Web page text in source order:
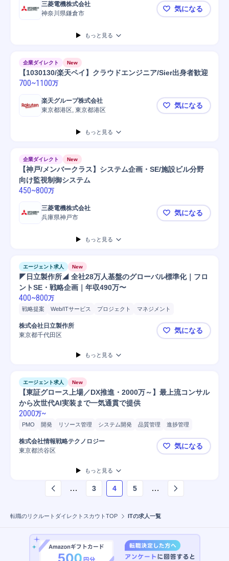
三菱電機株式会社
神奈川県鎌倉市
【鎌倉】防
気になる
もっと見る
企業ダイレクト New
【1030130/楽天ペイ】クラウドエンジニア/Sier出身者歓迎
700~1100万
楽天グループ株式会社
東京都港区, 東京都港区
【1030130/
気になる
もっと見る
企業ダイレクト New
【神戸/メンバークラス】システム企画・SE/施設ビル分野
向け監視制御システム
450~800万
三菱電機株式会社
兵庫県神戸市
【神戸/メン
気になる
もっと見る
エージェント求人 New
◤日立製作所◢ 全社28万人基盤のグローバル標準化｜フロ
ントSE・戦略企画｜年収490万〜
400~800万
戦略提案 Web/ITサービス プロジェクト
マネジメント
コンサルティング業務
Salesforce
障害対応 工程管理
クラウド
株式会社日立製作所
東京都千代田区
◤日立製作
気になる
もっと見る
エージェント求人 New
【東証グロース上場／DX推進・2000万～】最上流コンサル
から次世代AI実装まで一気通貫で提供
2000万~
PMO 開発 リソース管理 システム開発 品質管理
進捗管理
システム要件定義
プロジェクト
プロジェクトリーダー
マネジメント PC/Web
株式会社情報戦略テクノロジー
東京都渋谷区
【東証グロ
気になる
もっと見る
… 3 4 5 …
ページ4 を表示しています
転職のリクルートダイレクトスカウトTOP ITの求人一覧